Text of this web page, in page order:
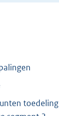
toedeling